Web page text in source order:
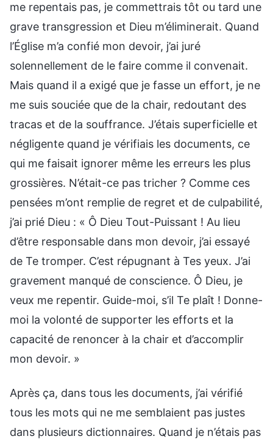
me repentais pas, je commettrais tôt ou tard une
grave transgression et Dieu m’éliminerait. Quand
l’Église m’a confié mon devoir, j’ai juré
solennellement de le faire comme il convenait.
Mais quand il a exigé que je fasse un effort, je ne
me suis souciée que de la chair, redoutant des
tracas et de la souffrance. J’étais superficielle et
négligente quand je vérifiais les documents, ce
qui me faisait ignorer même les erreurs les plus
grossières. N’était-ce pas tricher ? Comme ces
pensées m’ont remplie de regret et de culpabilité,
j’ai prié Dieu : « Ô Dieu Tout-Puissant ! Au lieu
d’être responsable dans mon devoir, j’ai essayé
de Te tromper. C’est répugnant à Tes yeux. J’ai
gravement manqué de conscience. Ô Dieu, je
veux me repentir. Guide-moi, s’il Te plaît ! Donne-
moi la volonté de supporter les efforts et la
capacité de renoncer à la chair et d’accomplir
mon devoir. »
Après ça, dans tous les documents, j’ai vérifié
tous les mots qui ne me semblaient pas justes
dans plusieurs dictionnaires. Quand je n’étais pas